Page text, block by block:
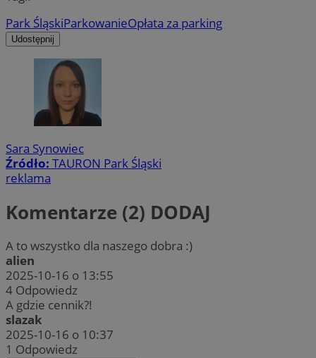
Park ŚląskiParkowanieOpłata za parking
Udostępnij
Sara Synowiec
Źródło: TAURON Park Śląski
reklama
Komentarze (2) DODAJ
A to wszystko dla naszego dobra :)
alien
2025-10-16 o 13:55
4 Odpowiedz
A gdzie cennik?!
slazak
2025-10-16 o 10:37
1 Odpowiedz